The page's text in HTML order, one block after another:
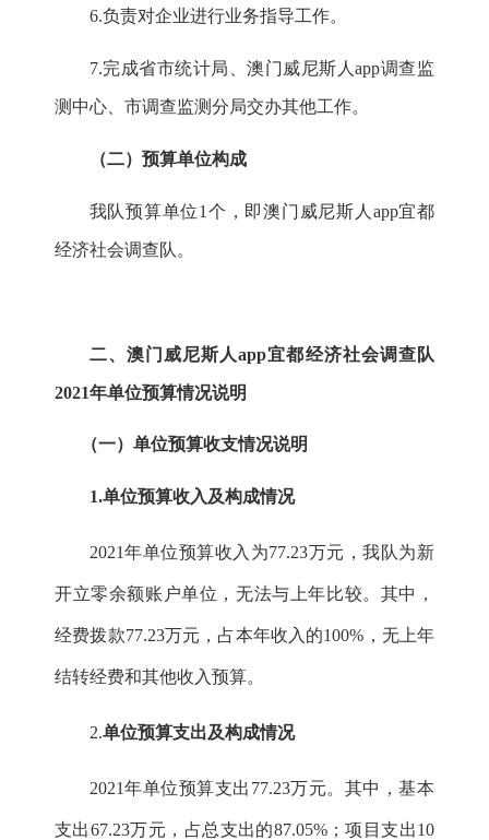
6.负责对企业进行业务指导工作。
7.完成省市统计局、澳门威尼斯人app调查监
测中心、市调查监测分局交办其他工作。
（二）预算单位构成
我队预算单位1 个，即澳门威尼斯人app宜都
经济社会调查队。
二、澳门威尼斯人app宜都经济社会调查队
2021年单位预算情况说明
（一） 单位预算收支情况说明
1.单位预算收入及构成情况
2021年单位预算收入为77.23万元，我队为新
开立零余额账户单位，无法与上年比较。其中，
经费拨款77.23万元，占本年收入的100%，无上年
结转经费和其他收入预算。
2.单位预算支出及构成情况
2021年单位预算支出 77.23万元。其中，基本
支出67.23万元，占总支出的87.05%；项目支出10